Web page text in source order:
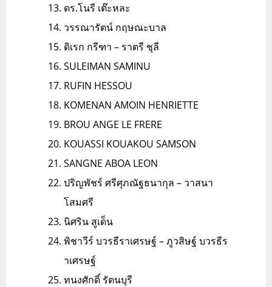
ดร.โนรี เต๊ะหละ
วรรณารัตน์ กฤษณะบาล
ดิเรก กรีฑา – ราตรี ชุลี
SULEIMAN SAMINU
RUFIN HESSOU
KOMENAN AMOIN HENRIETTE
BROU ANGE LE FRERE
KOUASSI KOUAKOU SAMSON
SANGNE ABOA LEON
ปริญพัชร์ ศรีศุภณัฐธนากุล – วาสนา
โสมศรี
นิศริน สูเด็น
พิชาวีร์ บวรธีราเศรษฐ์ – ภูวสิษฐ์ บวรธีร
าเศรษฐ์
ทนงศักดิ์ รัตนบุรี